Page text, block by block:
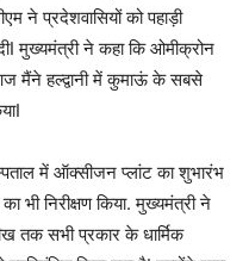
ने प्रदेशवासियों को पहाड़ी
मुख्यमंत्री ने कहा कि ओमीक्रोन
हल्द्वानी में कुमाऊं के सबसे
में ऑक्सीजन प्लांट का शुभारंभ
भी निरीक्षण किया. मुख्यमंत्री ने
तक सभी प्रकार के धार्मिक